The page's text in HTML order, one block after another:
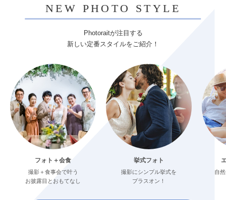
NEW PHOTO STYLE
Photoraitが注目する
新しい定番スタイルをご紹介！
フォト＋会食
撮影＋食事会で叶う
お披露目とおもてなし
挙式フォト
撮影にシンプル挙式を
プラスオン！
自